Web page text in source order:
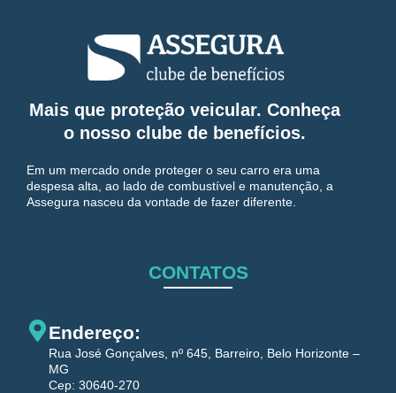
Mais que proteção veicular. Conheça
o nosso clube de benefícios.
Em um mercado onde proteger o seu carro era uma
despesa alta, ao lado de combustível e manutenção, a
Assegura nasceu da vontade de fazer diferente.
CONTATOS
Endereço:
Rua José Gonçalves, nº 645, Barreiro, Belo Horizonte –
MG
Cep: 30640-270